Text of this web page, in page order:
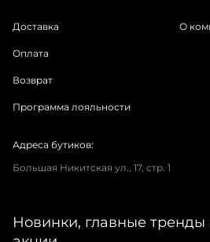
Доставка
Оплата
Возврат
Программа лояльности
О
Адреса бутиков:
Большая Никитская ул., 17, стр. 1
Новинки, главные тренды